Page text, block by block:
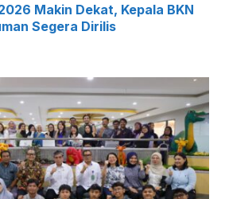
Makin Dekat, Kepala BKN
Segera Dirilis